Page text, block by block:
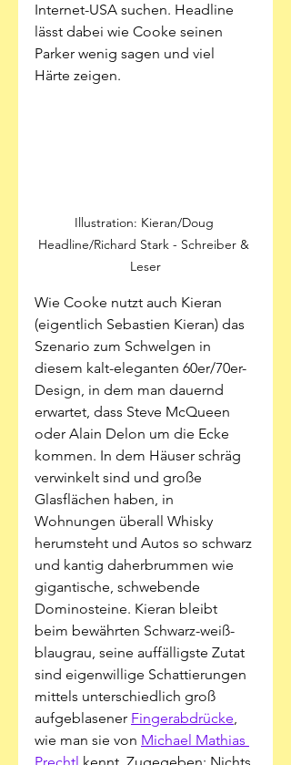
Internet-USA suchen. Headline
lässt dabei wie Cooke seinen
Parker wenig sagen und viel
Härte zeigen.
Illustration: Kieran/Doug
Headline/Richard Stark - Schreiber &
Leser
Wie Cooke nutzt auch Kieran
(eigentlich Sebastien Kieran) das
Szenario zum Schwelgen in
diesem kalt-eleganten 60er/70er-
Design, in dem man dauernd
erwartet, dass Steve McQueen
oder Alain Delon um die Ecke
kommen. In dem Häuser schräg
verwinkelt sind und große
Glasflächen haben, in
Wohnungen überall Whisky
herumsteht und Autos so schwarz
und kantig daherbrummen wie
gigantische, schwebende
Dominosteine. Kieran bleibt
beim bewährten Schwarz-weiß-
blaugrau, seine auffälligste Zutat
sind eigenwillige Schattierungen
mittels unterschiedlich groß
aufgeblasener Fingerabdrücke,
wie man sie von Michael Mathias